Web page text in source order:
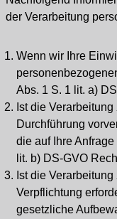
der Verarbeitung
Wenn wir Ihre
Abs. 1 S. 1 lit. a)
Ist die
Durchführung
die auf Ihre
lit. b) DS-GVO
Ist die
Verpflichtung
gesetzliche